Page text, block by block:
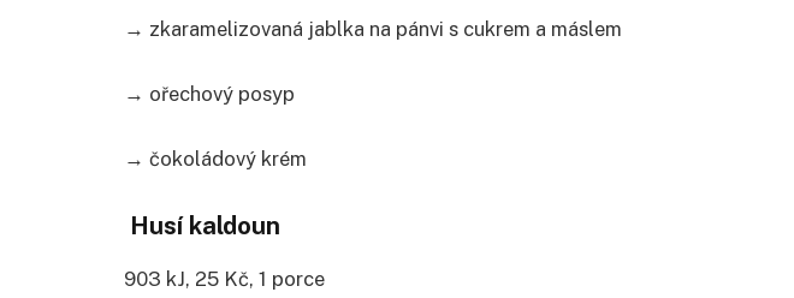
→ zkaramelizovaná jablka na pánvi s cukrem a máslem
→ ořechový posyp
→ čokoládový krém
Husí kaldoun
903 kJ, 25 Kč, 1 porce